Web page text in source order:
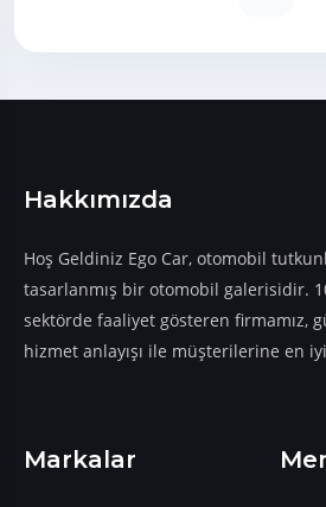
Hakkımızda
​​​​​​​Hoş Geldiniz Ego Car, otomobil
tasarlanmış bir otomobil galerisidir.
sektörde faaliyet gösteren firmamız,
hizmet anlayışı ile müşterilerine en
Markalar